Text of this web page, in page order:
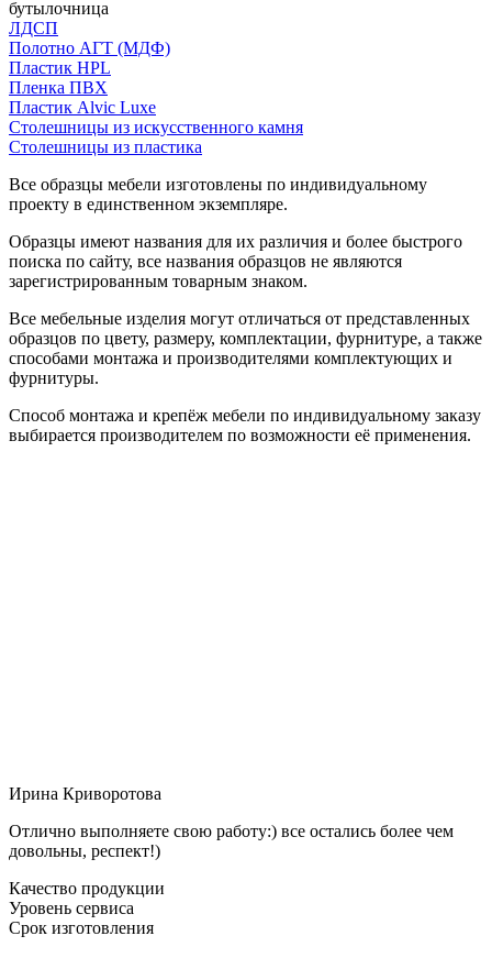
бутылочница
ЛДСП
Полотно АГТ (МДФ)
Пластик HPL
Пленка ПВХ
Пластик Alvic Luxe
Столешницы из искусственного камня
Столешницы из пластика
Все образцы мебели изготовлены по индивидуальному
проекту в единственном экземпляре.
Образцы имеют названия для их различия и более быстрого
поиска по сайту, все названия образцов не являются
зарегистрированным товарным знаком.
Все мебельные изделия могут отличаться от представленных
образцов по цвету, размеру, комплектации, фурнитуре, а также
способами монтажа и производителями комплектующих и
фурнитуры.
Способ монтажа и крепёж мебели по индивидуальному заказу
выбирается производителем по возможности её применения.
Ирина Криворотова
Отлично выполняете свою работу:) все остались более чем
довольны, респект!)
Качество продукции
Уровень сервиса
Срок изготовления